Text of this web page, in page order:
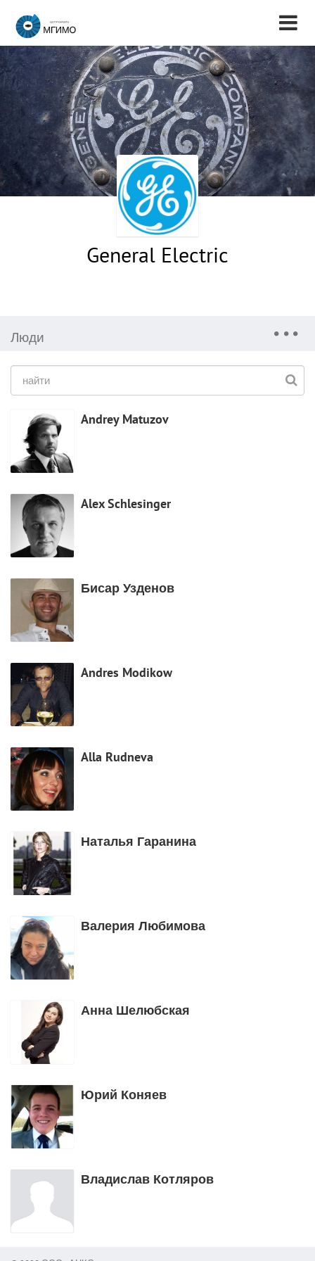
General Electric
Люди
Andrey Matuzov
Alex Schlesinger
Бисар Узденов
Andres Modikow
Alla Rudneva
Наталья Гаранина
Валерия Любимова
Анна Шелюбская
Юрий Коняев
Владислав Котляров